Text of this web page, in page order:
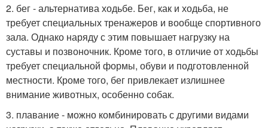
2. бег - альтернатива ходьбе. Бег, как и ходьба, не
требует специальных тренажеров и вообще спортивного
зала. Однако наряду с этим повышает нагрузку на
суставы и позвоночник. Кроме того, в отличие от ходьбы
требует специальной формы, обуви и подготовленной
местности. Кроме того, бег привлекает излишнее
внимание животных, особенно собак.
3. плавание - можно комбинировать с другими видами